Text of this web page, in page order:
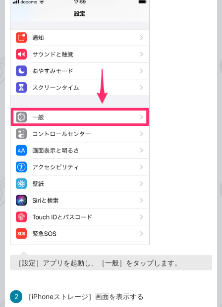
［設定］アプリを起動し、［一般］をタップします。
2 ［iPhoneストレージ］画面を表示する